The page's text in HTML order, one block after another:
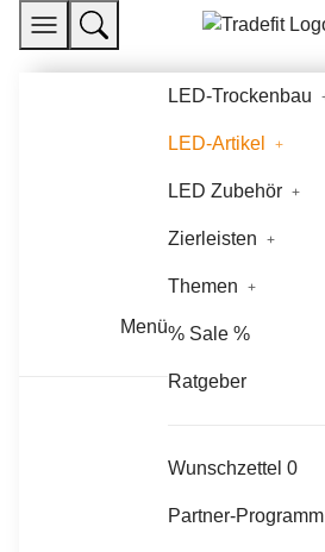
Menü
LED-Trockenbau
LED-Artikel
LED Zubehör
Zierleisten
Themen
% Sale %
Ratgeber
Wunschzettel 0
Partner-Programm